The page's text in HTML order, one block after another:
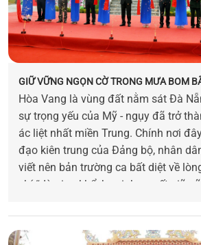
GIỮ VỮNG NGỌN CỜ TRONG MƯA BOM
Hòa Vang là vùng đất nằm sát Đà
sự trọng yếu của Mỹ - ngụy đã trở
ác liệt nhất miền Trung. Chính nơi
đạo kiên trung của Đảng bộ, nhân
viết nên bản trường ca bất diệt về
chí “dù gian khổ, hy sinh, quyết giữ
đã biến đau thương thành sức
cách mạng giữa những năm tháng